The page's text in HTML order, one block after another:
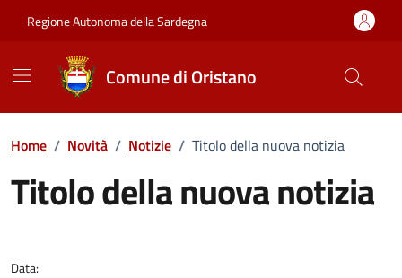
Regione Autonoma della Sardegna
Comune di Oristano
Home / Novità / Notizie / Titolo della nuova notizia
Titolo della nuova notizia
Data: